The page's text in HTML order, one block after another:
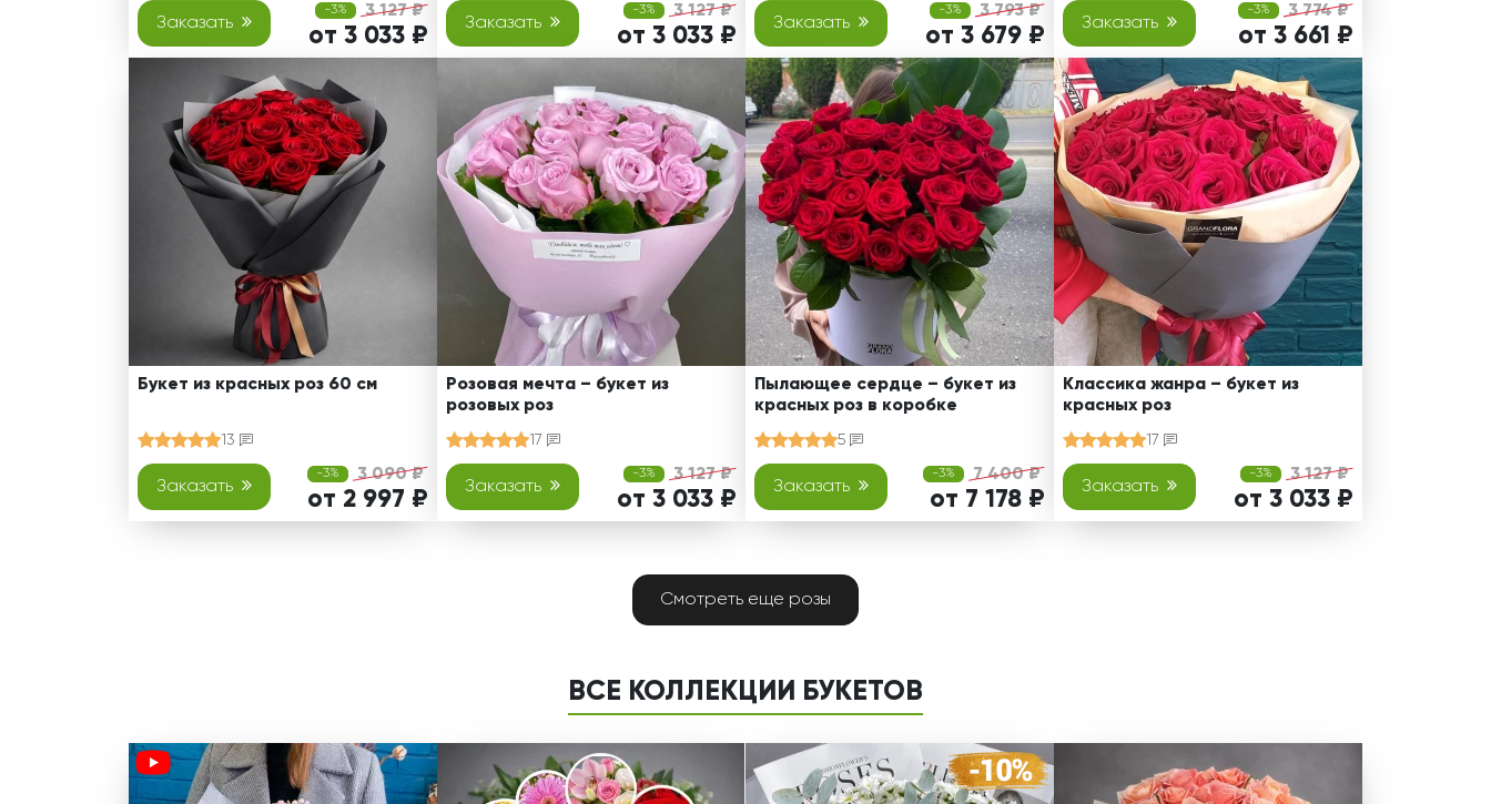
Заказать
-3% 3 127 ₽
от 3 033 ₽
Заказать
-3% 3 127 ₽
от 3 033 ₽
Заказать
-3% 3 793 ₽
от 3 679 ₽
Заказать
-3% 3 774 ₽
от 3 661 ₽
Букет из красных роз 60 см
13
Заказать
-3% 3 090 ₽
от 2 997 ₽
Розовая мечта – букет из
розовых роз
17
Заказать
-3% 3 127 ₽
от 3 033 ₽
Пылающее сердце – букет из
красных роз в коробке
5
Заказать
-3% 7 400 ₽
от 7 178 ₽
Классика жанра – букет из
красных роз
17
Заказать
-3% 3 127 ₽
от 3 033 ₽
Смотреть еще розы
ВСЕ КОЛЛЕКЦИИ БУКЕТОВ